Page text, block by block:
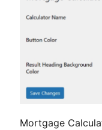
Mortgage